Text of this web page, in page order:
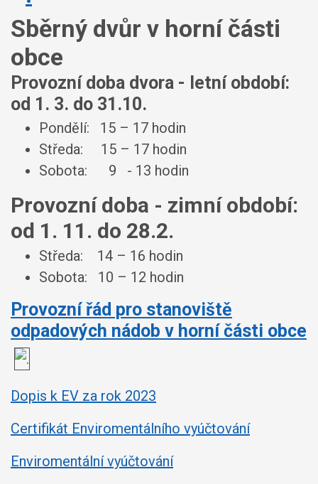
Sběrný dvůr v horní části
obce
Provozní doba dvora - letní období:
od 1. 3. do 31.10.
Pondělí: 15 – 17 hodin
Středa: 15 – 17 hodin
Sobota: 9 - 13 hodin
Provozní doba - zimní období:
od 1. 11. do 28.2.
Středa: 14 – 16 hodin
Sobota: 10 – 12 hodin
Provozní řád pro stanoviště
odpadových nádob v horní části obce
Dopis k EV za rok 2023
Certifikát Enviromentálního vyúčtování
Enviromentální vyúčtování